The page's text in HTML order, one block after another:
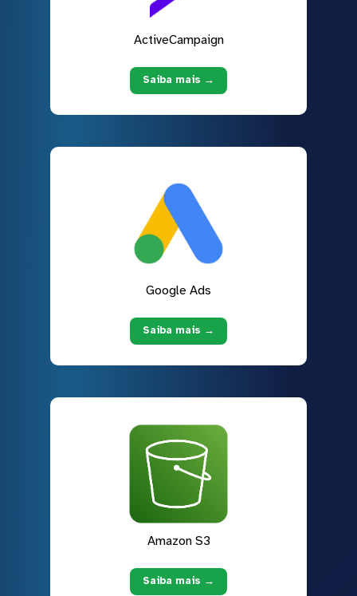
ActiveCampaign
Saiba mais →
Google Ads
Saiba mais →
Amazon S3
Saiba mais →